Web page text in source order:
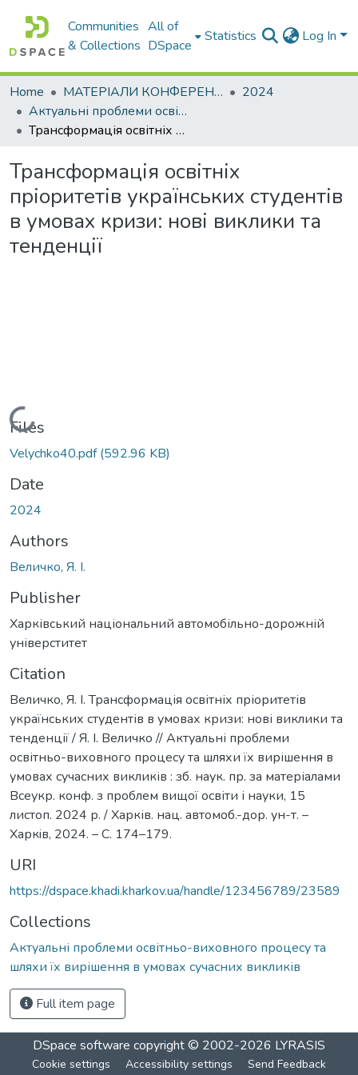
Communities
& Collections
All of
DSpace
Statistics Log In
Home МАТЕРІАЛИ КОНФЕРЕНЦІЙ
2024
Актуальні проблеми освітньо-виховного процесу та шляхи їх вирішення в умовах сучасних викликів
Трансформація освітніх пріоритетів українських студентів в умовах кризи: нові виклики та тенденції
Трансформація освітніх
пріоритетів українських студентів
в умовах кризи: нові виклики та
тенденції
Loading...
Files
Velychko40.pdf(592.96 KB)
Date
2024
Authors
Величко, Я. І.
Publisher
Харківський національний автомобільно-дорожній
універститет
Citation
Величко, Я. І. Трансформація освітніх пріоритетів
українських студентів в умовах кризи: нові виклики та
тенденції / Я. І. Величко // Актуальні проблеми
освітньо-виховного процесу та шляхи їх вирішення в
умовах сучасних викликів : зб. наук. пр. за матеріалами
Всеукр. конф. з проблем вищої освіти і науки, 15
листоп. 2024 р. / Харків. нац. автомоб.-дор. ун-т. –
Харкiв, 2024. – С. 174–179.
URI
https://dspace.khadi.kharkov.ua/handle/123456789/23589
Collections
Актуальні проблеми освітньо-виховного процесу та
шляхи їх вирішення в умовах сучасних викликів
Full item page
DSpace software copyright © 2002-2026 LYRASIS
Cookie settings Accessibility settings Send Feedback